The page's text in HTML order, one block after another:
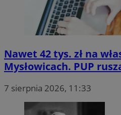
Nawet 42 tys. zł na
Mysłowicach. PUP
7 sierpnia 2026, 11:33